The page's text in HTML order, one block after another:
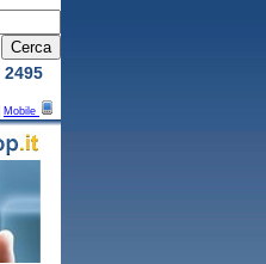
Mobile
2495